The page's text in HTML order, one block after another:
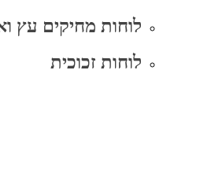
לוחות מחיקים עץ
לוחות זכוכית